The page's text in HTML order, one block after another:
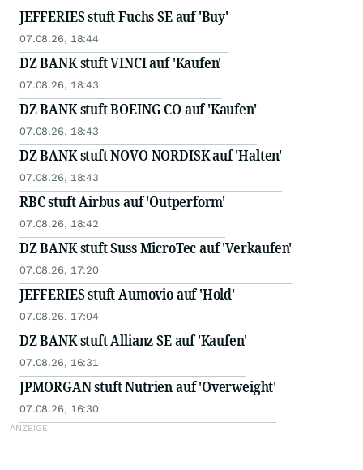
JEFFERIES stuft Fuchs SE auf 'Buy'
07.08.26, 18:44
DZ BANK stuft VINCI auf 'Kaufen'
07.08.26, 18:43
DZ BANK stuft BOEING CO auf 'Kaufen'
07.08.26, 18:43
DZ BANK stuft NOVO NORDISK auf 'Halten'
07.08.26, 18:43
RBC stuft Airbus auf 'Outperform'
07.08.26, 18:42
DZ BANK stuft Suss MicroTec auf 'Verkaufen'
07.08.26, 17:20
JEFFERIES stuft Aumovio auf 'Hold'
07.08.26, 17:04
DZ BANK stuft Allianz SE auf 'Kaufen'
07.08.26, 16:31
JPMORGAN stuft Nutrien auf 'Overweight'
07.08.26, 16:30